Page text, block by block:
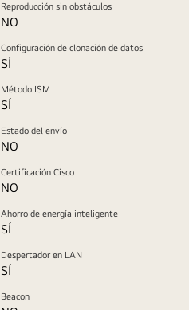
Reproducción sin obstáculos
NO
Configuración de clonación de datos
SÍ
Método ISM
SÍ
Estado del envío
NO
Certificación Cisco
NO
Ahorro de energía inteligente
SÍ
Despertador en LAN
SÍ
Beacon